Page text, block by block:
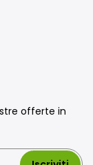
offerte in